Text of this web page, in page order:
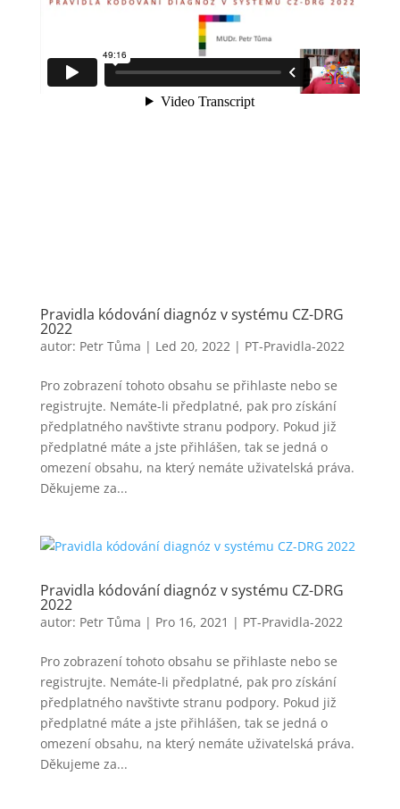
Pravidla kódování diagnóz v systému CZ-DRG
2022
autor: Petr Tůma | Led 20, 2022| PT-Pravidla-2022
Pro zobrazení tohoto obsahu se přihlaste nebo se
registrujte. Nemáte-li předplatné, pak pro získání
předplatného navštivte stranu podpory. Pokud již
předplatné máte a jste přihlášen, tak se jedná o
omezení obsahu, na který nemáte uživatelská práva.
Děkujeme za...
Pravidla kódování diagnóz v systému CZ-DRG
2022
autor: Petr Tůma | Pro 16, 2021 | PT-Pravidla-2022
Pro zobrazení tohoto obsahu se přihlaste nebo se
registrujte. Nemáte-li předplatné, pak pro získání
předplatného navštivte stranu podpory. Pokud již
předplatné máte a jste přihlášen, tak se jedná o
omezení obsahu, na který nemáte uživatelská práva.
Děkujeme za...